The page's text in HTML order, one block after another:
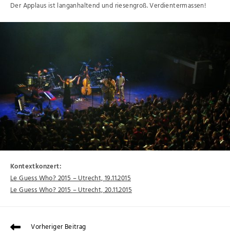
Der Applaus ist langanhaltend und riesengroß. Verdientermassen!
Kontextkonzert:
Le Guess Who? 2015 – Utrecht, 19.11.2015
Le Guess Who? 2015 – Utrecht, 20.11.2015
Vorheriger Beitrag